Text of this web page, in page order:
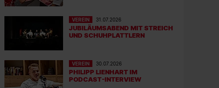
VEREIN 31.07.2026
JUBILÄUMSABEND MIT STREICH
UND SCHUHPLATTLERN
VEREIN 30.07.2026
PHILIPP LIENHART IM
PODCAST-INTERVIEW